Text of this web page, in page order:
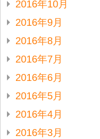
2016年10月
2016年9月
2016年8月
2016年7月
2016年6月
2016年5月
2016年4月
2016年3月